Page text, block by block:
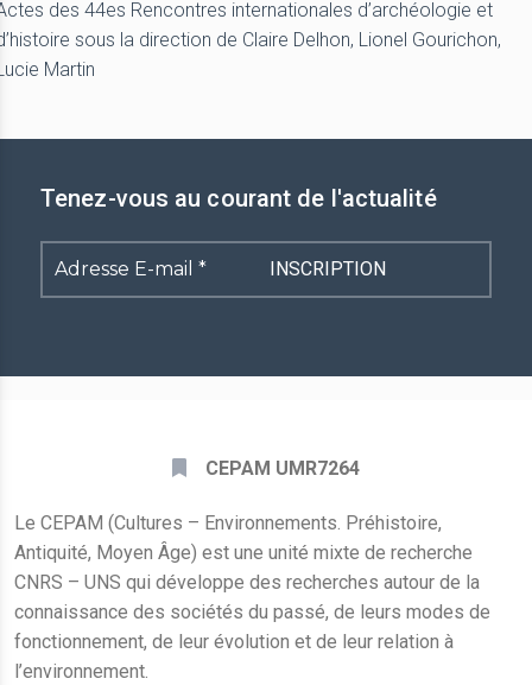
des 44es Rencontres internationales d’archéologie et
sous la direction de Claire Delhon, Lionel Gourichon,
Martin
Tenez-vous au courant de l'actualité
Adresse
E-
CEPAM UMR7264
Le CEPAM (Cultures – Environnements. Préhistoire,
Antiquité, Moyen Âge) est une unité mixte de recherche
CNRS – UNS qui développe des recherches autour de la
connaissance des sociétés du passé, de leurs modes de
fonctionnement, de leur évolution et de leur relation à
l’environnement.